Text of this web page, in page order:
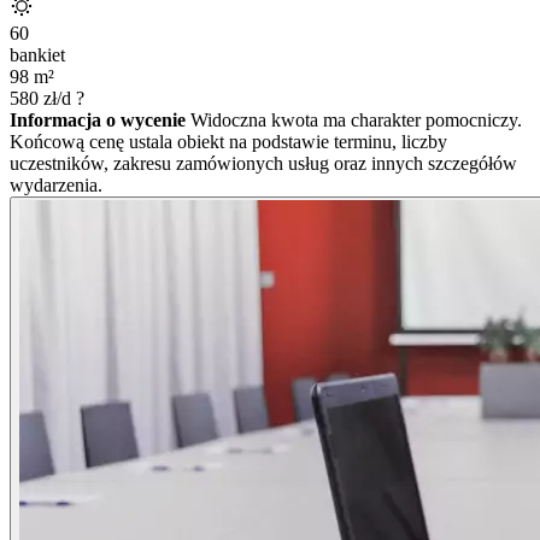
60
bankiet
98 m²
580 zł/d ?
Informacja o wycenie Widoczna kwota ma charakter pomocniczy.
Końcową cenę ustala obiekt na podstawie terminu, liczby
uczestników, zakresu zamówionych usług oraz innych szczegółów
wydarzenia.